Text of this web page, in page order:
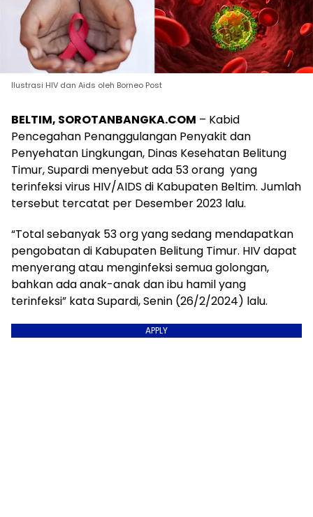
Ilustrasi HIV dan Aids oleh Borneo Post
BELTIM, SOROTANBANGKA.COM – Kabid
Pencegahan Penanggulangan Penyakit dan
Penyehatan Lingkungan, Dinas Kesehatan Belitung
Timur, Supardi menyebut ada 53 orang yang
terinfeksi virus HIV/AIDS di Kabupaten Beltim. Jumlah
tersebut tercatat per Desember 2023 lalu.
“Total sebanyak 53 org yang sedang mendapatkan
pengobatan di Kabupaten Belitung Timur. HIV dapat
menyerang atau menginfeksi semua golongan,
bahkan ada anak-anak dan ibu hamil yang
terinfeksi” kata Supardi, Senin (26/2/2024) lalu.
APPLY